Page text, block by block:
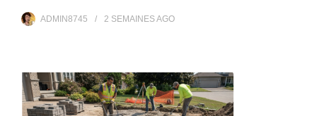
ADMIN8745 2 SEMAINESAGO